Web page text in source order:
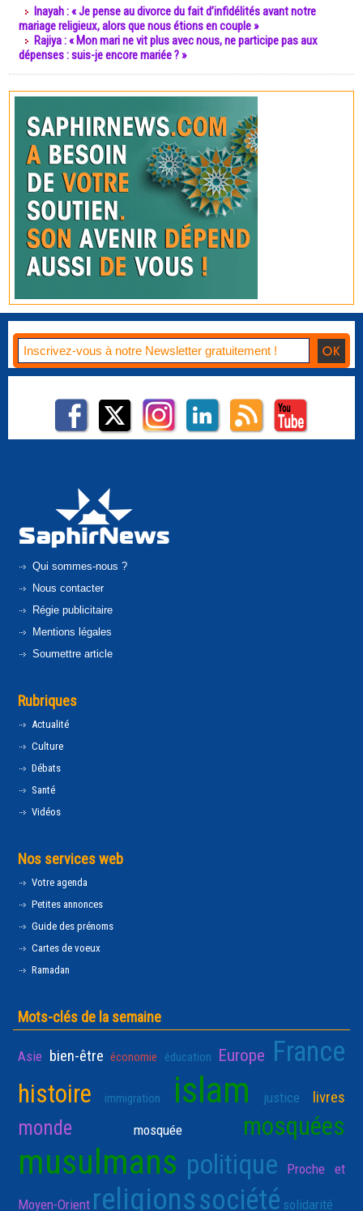
Inayah : « Je pense au divorce du fait d’infidélités avant notre
mariage religieux, alors que nous étions en couple »
Rajiya : « Mon mari ne vit plus avec nous, ne participe pas aux
dépenses : suis-je encore mariée ? »
Qui sommes-nous ?
Nous contacter
Régie publicitaire
Mentions légales
Soumettre article
Rubriques
Actualité
Culture
Débats
Santé
Vidéos
Nos services web
Votre agenda
Petites annonces
Guide des prénoms
Cartes de voeux
Ramadan
Mots-clés de la semaine
Asie bien-être économie éducation Europe France
histoire immigration islam justice livres
monde mosquée mosquées
musulmans politique Proche et
Moyen-Orient religionssociété solidarité